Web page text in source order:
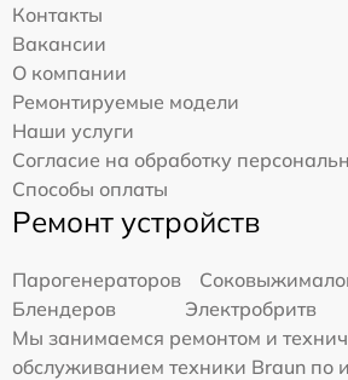
Контакты
Вакансии
О компании
Ремонтируемые модели
Наши услуги
Согласие на обработку
Способы оплаты
Ремонт устройств
Парогенераторов
Блендеров
Электробритв
Мы занимаемся ремонтом и
обслуживанием техники Braun по